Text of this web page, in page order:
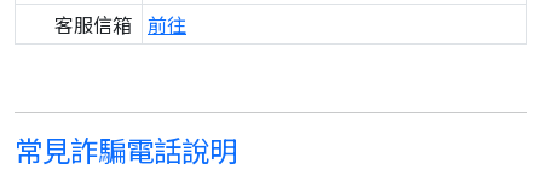
客服信箱 前往
常見詐騙電話說明